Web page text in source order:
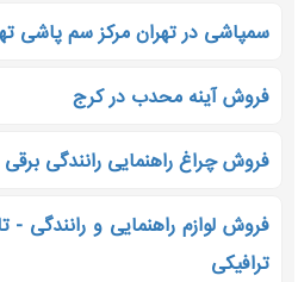
سمپاشی در تهران مرکز سم پاشی
فروش آینه محدب در کرج
فروش چراغ راهنمایی رانندگی
فروش لوازم راهنمایی و رانندگی -
ترافیکی